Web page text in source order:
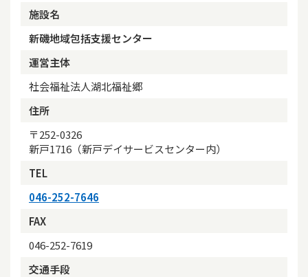
施設名
新磯地域包括支援センター
運営主体
社会福祉法人湖北福祉郷
住所
〒252-0326
新戸1716（新戸デイサービスセンター内）
TEL
046-252-7646
FAX
046-252-7619
交通手段